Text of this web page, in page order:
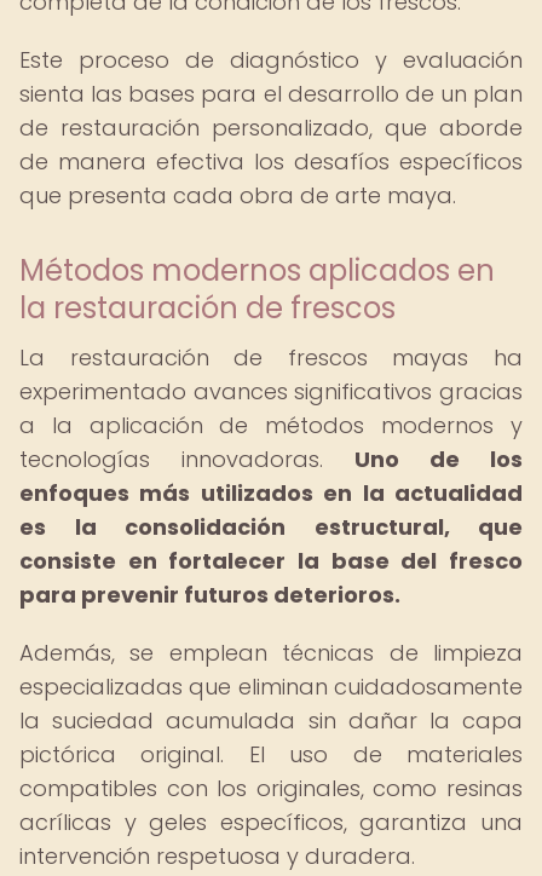
Este proceso de diagnóstico y evaluación
sienta las bases para el desarrollo de un plan
de restauración personalizado, que aborde
de manera efectiva los desafíos específicos
que presenta cada obra de arte maya.
Métodos modernos aplicados en
la restauración de frescos
La restauración de frescos mayas ha
experimentado avances significativos gracias
a la aplicación de métodos modernos y
tecnologías innovadoras. Uno de los
enfoques más utilizados en la actualidad
es la consolidación estructural, que
consiste en fortalecer la base del fresco
para prevenir futuros deterioros.
Además, se emplean técnicas de limpieza
especializadas que eliminan cuidadosamente
la suciedad acumulada sin dañar la capa
pictórica original. El uso de materiales
compatibles con los originales, como resinas
acrílicas y geles específicos, garantiza una
intervención respetuosa y duradera.